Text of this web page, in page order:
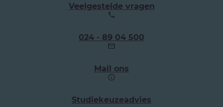
Veelgestelde vragen
Ons
telefoonnummer:
024 - 89 04 500
Mail ons
Studiekeuzeadvies